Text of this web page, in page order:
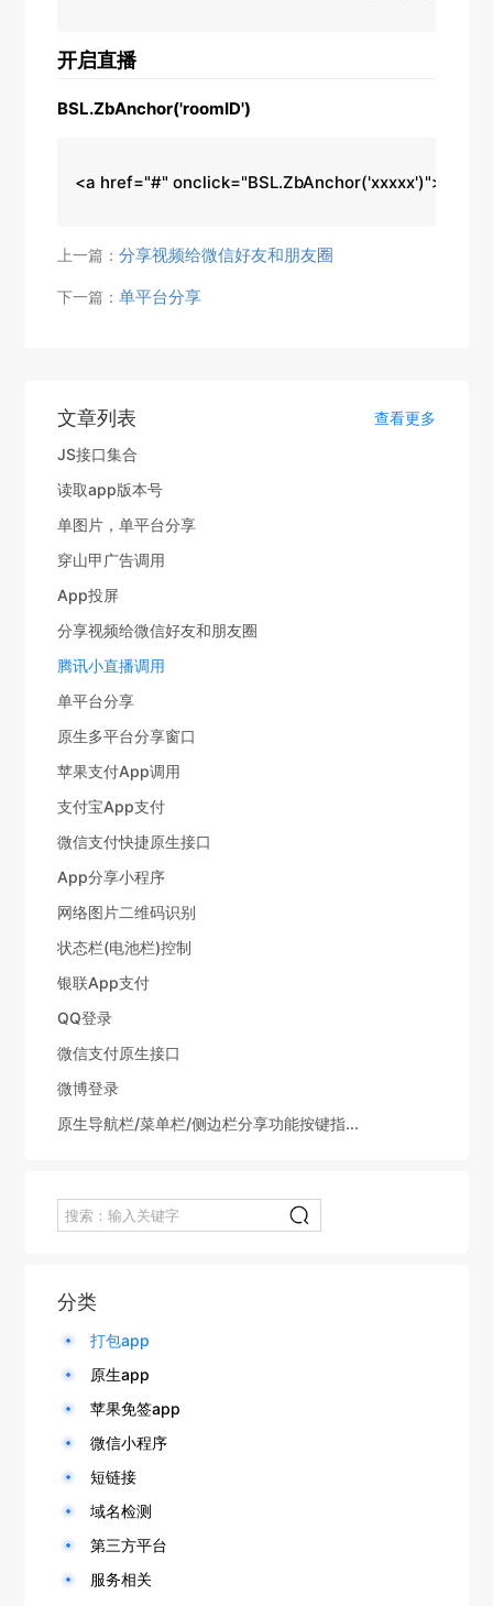
开启直播
BSL.ZbAnchor('roomID')
<a href="#" onclick="BSL.ZbAnchor('xxxxx')">开启
上一篇：分享视频给微信好友和朋友圈
下一篇：单平台分享
文章列表
查看更多
JS接口集合
读取app版本号
单图片，单平台分享
穿山甲广告调用
App投屏
分享视频给微信好友和朋友圈
腾讯小直播调用
单平台分享
原生多平台分享窗口
苹果支付App调用
支付宝App支付
微信支付快捷原生接口
App分享小程序
网络图片二维码识别
状态栏(电池栏)控制
银联App支付
QQ登录
微信支付原生接口
微博登录
原生导航栏/菜单栏/侧边栏分享功能按键指...
分类
打包app
原生app
苹果免签app
微信小程序
短链接
域名检测
第三方平台
服务相关